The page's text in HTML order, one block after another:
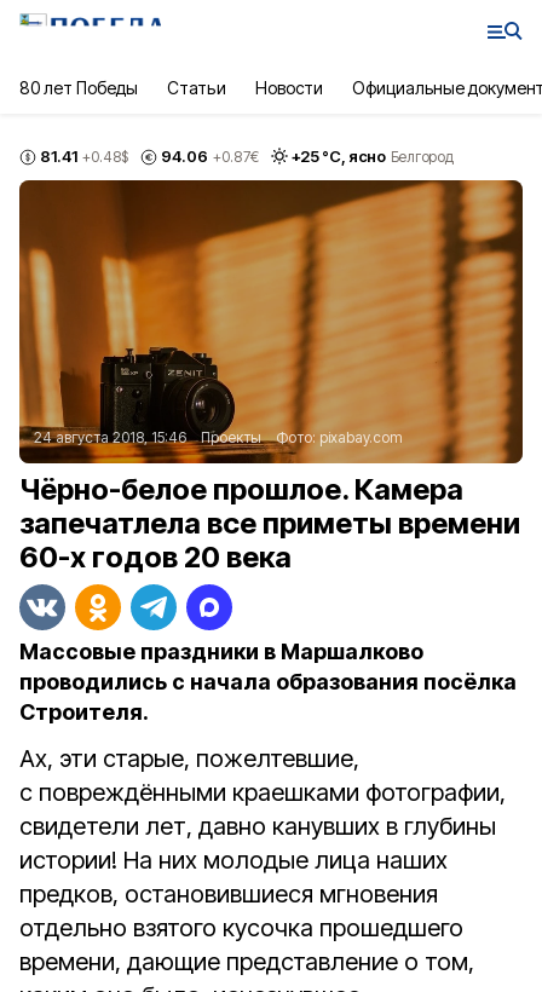
80 лет Победы Статьи Новости Официальные
81.41 +0.48$ 94.06 +0.87€ +25°С, ясно Белгород
24 августа 2018, 15:46 Проекты Фото: pixabay.com
Чёрно-белое прошлое. Камера
запечатлела все приметы времени
60-х годов 20 века
Массовые праздники в Маршалково
проводились с начала образования посёлка
Строителя.
Ах, эти старые, пожелтевшие,
с повреждёнными краешками фотографии,
свидетели лет, давно канувших в глубины
истории! На них молодые лица наших
предков, остановившиеся мгновения
отдельно взятого кусочка прошедшего
времени, дающие представление о том,